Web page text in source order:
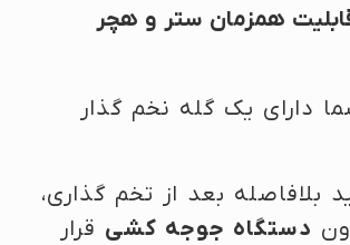
قابلیت همزمان ستر و هچر
دارای یک گله نخم گذار
بلافاصله بعد از تخم گذاری،
دستگاه جوجه کشی قرار